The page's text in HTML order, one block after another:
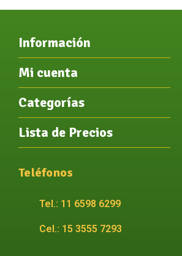
Información
Mi cuenta
Categorías
Lista de Precios
Teléfonos
Tel.: 11 6598 6299
Cel.: 15 3555 7293